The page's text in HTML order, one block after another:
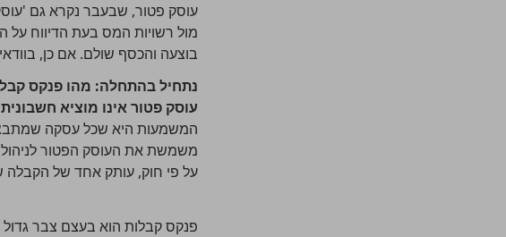
עוסק פטור, שבעבר נקרא גם '
מול רשויות המס בעת הדיווח
בוצעה והכסף שולם. אם כן,
נתחיל בהתחלה: מהו פנקס
עוסק פטור אינו מוציא
המשמעות היא שכל עסקה
משמשת את העוסק הפטור
על פי חוק, עותק אחד של הקבלה
פנקס קבלות הוא בעצם צבר